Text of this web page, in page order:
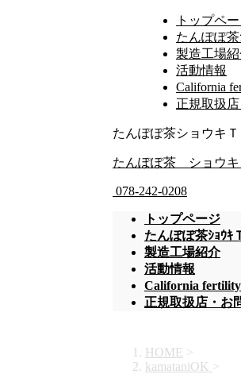
トップペ
たんぽぽ
製造工場紹
活動情報
California
正規取扱
たんぽぽ茶ショウキ
たんぽぽ茶 ショウキ
078-242-0208
トップページ
たんぽぽ茶ｼｮｳｷ
製造工場紹介
活動情報
California
正規取扱店・お
HOME >
kamataniOK >